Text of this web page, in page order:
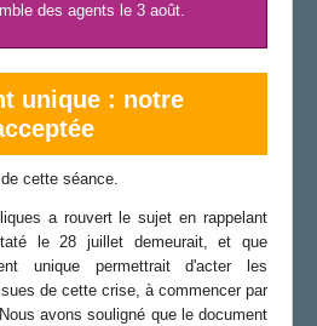
des agents le 3 août.
unique : notre
cette séance.
a rouvert le sujet en rappelant
le 28 juillet demeurait, et que
unique permettrait d'acter les
de cette crise, à commencer par
avons souligné que le document